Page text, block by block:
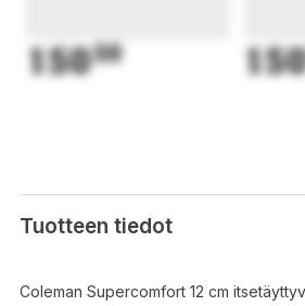
15050
Tuotteen tiedot
Coleman Supercomfort 12 cm